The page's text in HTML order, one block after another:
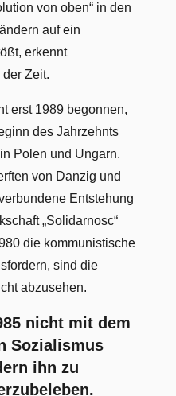
von oben“ in den
auf ein
erkennt
Zeit.
erst 1989 begonnen,
des Jahrzehnts
Polen und Ungarn.
von Danzig und
Entstehung
„Solidarnosc“
die kommunistische
sind die
abzusehen.
nicht mit dem
Sozialismus
ihn zu